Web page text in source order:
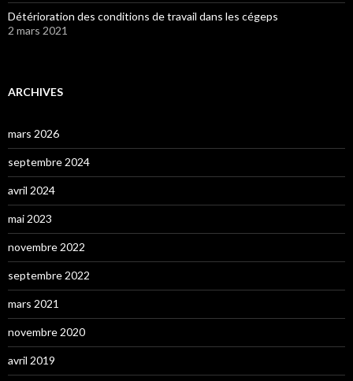
Détérioration des conditions de travail dans les cégeps
2 mars 2021
ARCHIVES
mars 2026
septembre 2024
avril 2024
mai 2023
novembre 2022
septembre 2022
mars 2021
novembre 2020
avril 2019